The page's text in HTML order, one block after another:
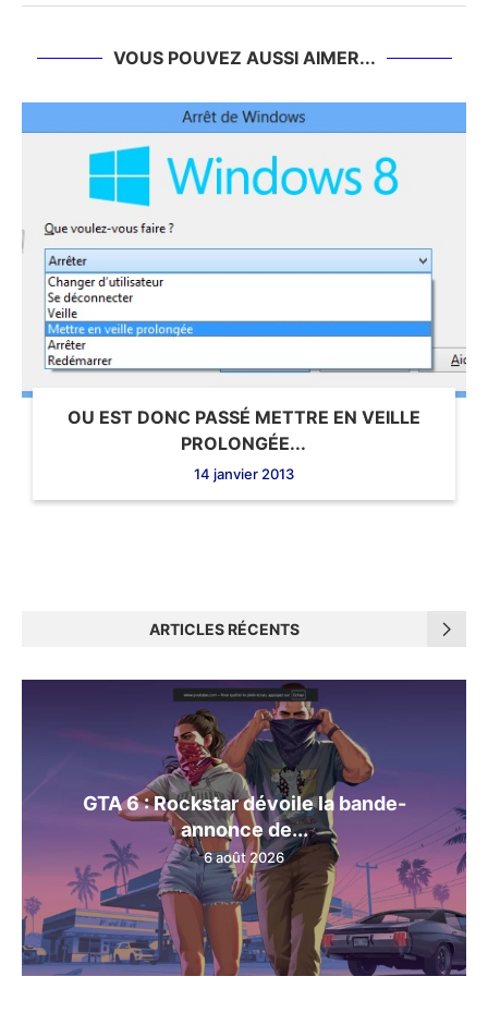
VOUS POUVEZ AUSSI AIMER...
OU EST DONC PASSÉ METTRE EN VEILLE
PROLONGÉE...
14 janvier 2013
ARTICLES RÉCENTS
GTA 6 : Rockstar dévoile la bande-
annonce de...
6 août 2026